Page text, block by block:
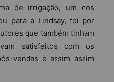
de irrigação, um dos
para a Lindsay, foi por
que também tinham
satisfeitos com os
vendas e assim assim